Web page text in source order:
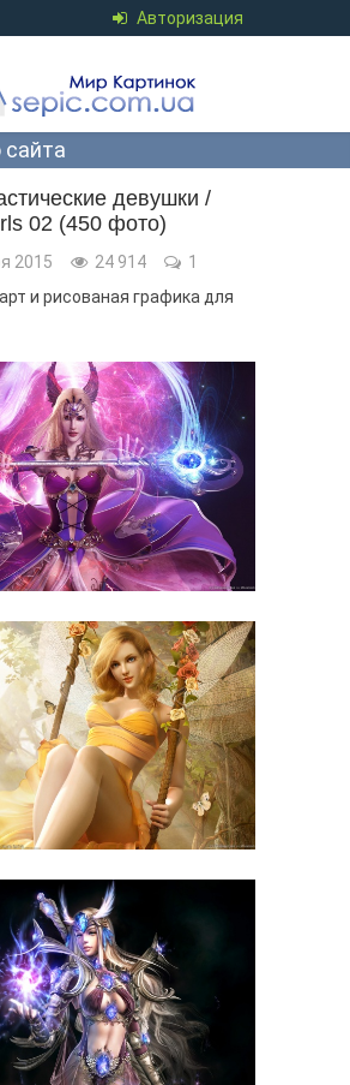
Авторизация
девушки /
02 (450 фото)
2015 24 914
1
арт и рисованая графика для